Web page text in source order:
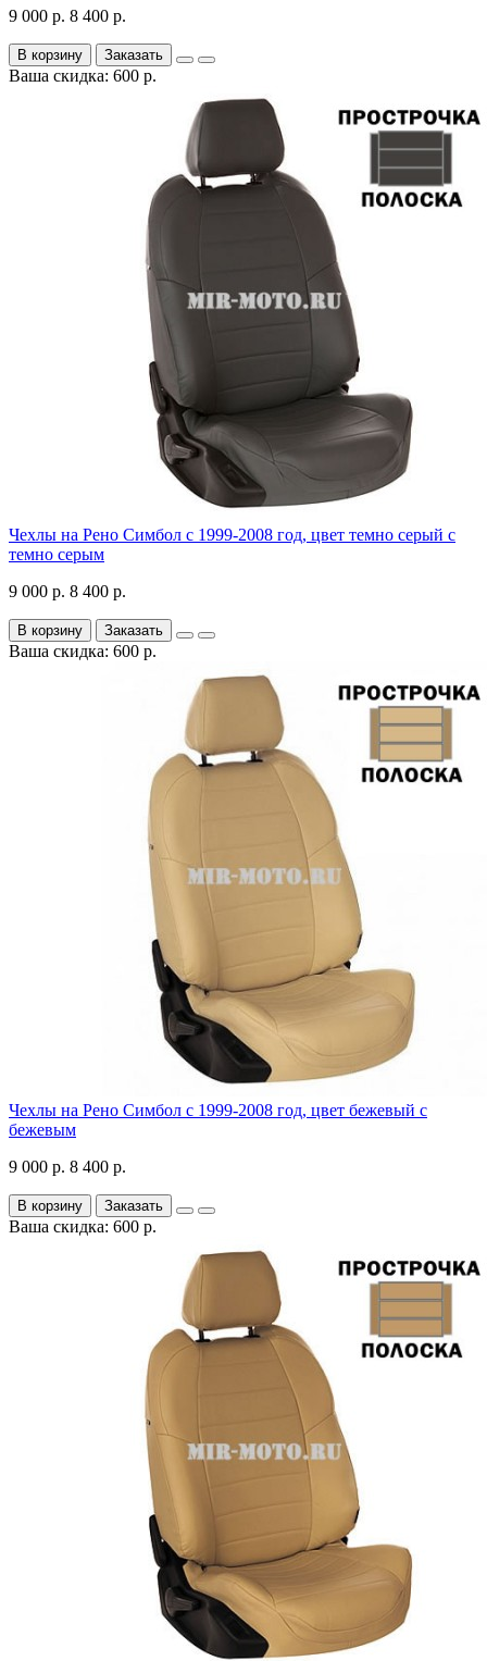
9 000 р. 8 400 р.
В корзину Заказать
Ваша скидка: 600 р.
Чехлы на Рено Симбол с 1999-2008 год, цвет темно серый с
темно серым
9 000 р. 8 400 р.
В корзину Заказать
Ваша скидка: 600 р.
Чехлы на Рено Симбол с 1999-2008 год, цвет бежевый с
бежевым
9 000 р. 8 400 р.
В корзину Заказать
Ваша скидка: 600 р.